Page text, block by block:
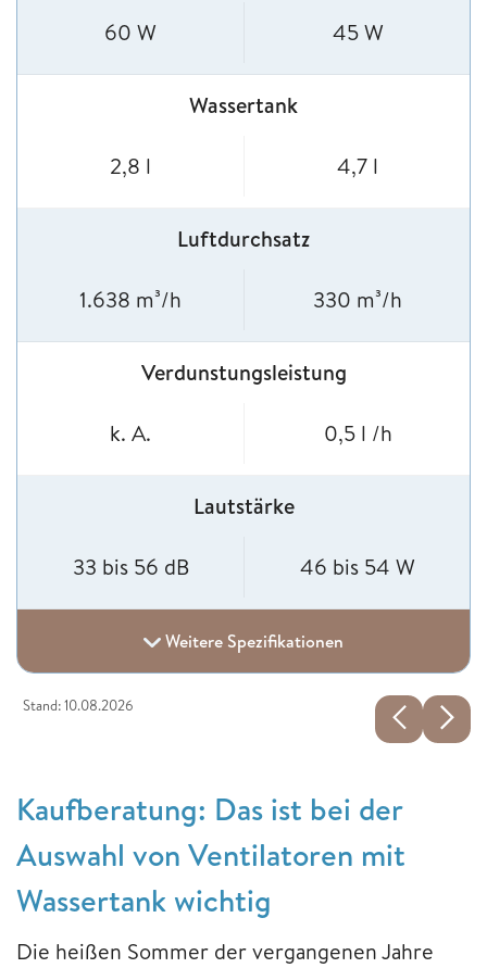
60 W 45 W
Wassertank
2,8 l 4,7 l
Luftdurchsatz
1.638 m³/h 330 m³/h
Verdunstungsleistung
k. A. 0,5 l /h
Lautstärke
33 bis 56 dB 46 bis 54 W
Weitere Spezifikationen
Stand: 10.08.2026
Kaufberatung: Das ist bei der
Auswahl von Ventilatoren mit
Wassertank wichtig
Die heißen Sommer der vergangenen Jahre